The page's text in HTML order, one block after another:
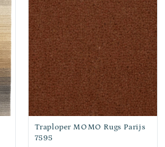
Traploper MOMO Rugs Parijs
7595